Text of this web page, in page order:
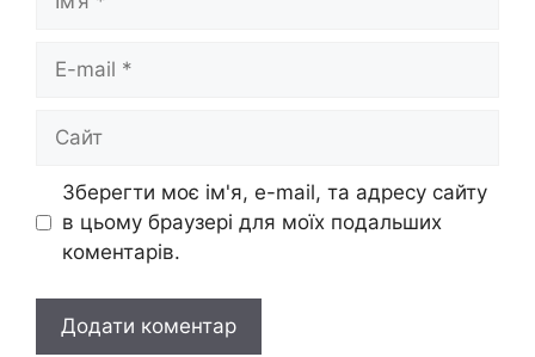
Сайт
Зберегти моє ім'я, e-mail, та адресу сайту
в цьому браузері для моїх подальших
коментарів.